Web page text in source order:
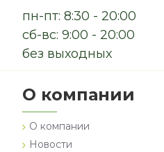
пн-пт: 8:30 - 20:00
сб-вс: 9:00 - 20:00
без выходных
О компании
О компании
Новости